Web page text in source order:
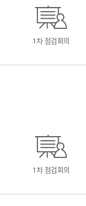
1차 점검회의
1차 점검회의